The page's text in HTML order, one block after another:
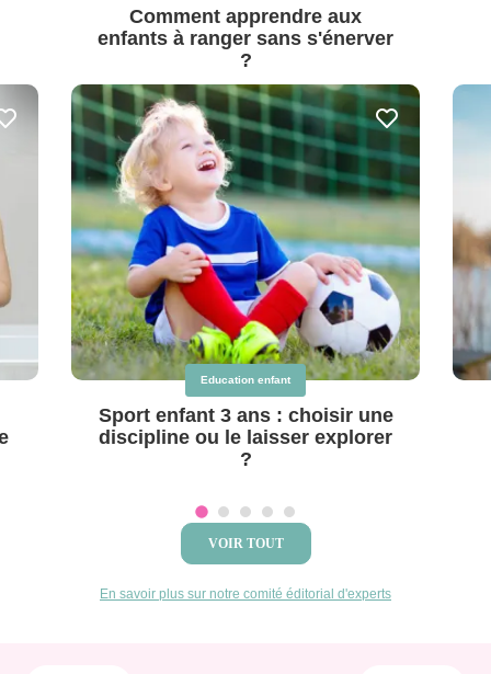
Comment apprendre aux
enfants à ranger sans s'énerver
?
Education enfant
Sport enfant 3 ans : choisir une
discipline ou le laisser explorer
?
VOIR TOUT
En savoir plus sur notre comité éditorial d'experts